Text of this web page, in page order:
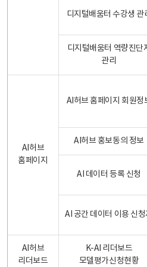
디지털배움터 수강생 관
디지털배움터 역량진단
관리
AI허브
홈페이지
AI허브 홈페이지 회원정
AI허브 홍보동의 정보
AI 데이터 등록 신청
AI 공간 데이터 이용 신청
AI허브
리더보드
K-AI 리더보드
모델평가신청현황